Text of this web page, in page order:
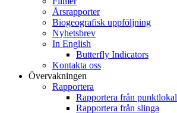
Årsrapporter
Biogeografisk uppföljning
Nyhetsbrev
In English
Butterfly Indicators
Kontakta oss
Övervakningen
Rapportera
Rapportera från punktlokal
Rapportera från slinga